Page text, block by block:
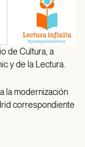
de Cultura, a
y de la Lectura.
la modernización
correspondiente